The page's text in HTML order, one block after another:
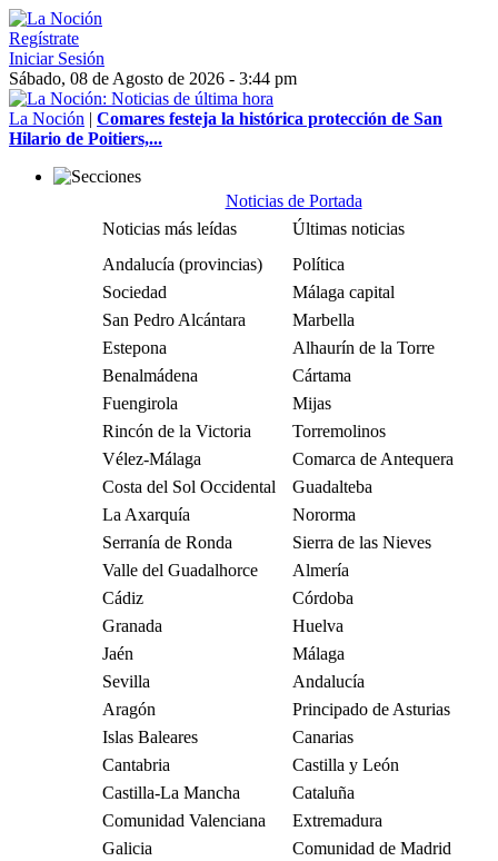
Regístrate
Iniciar Sesión
Sábado, 08 de Agosto de 2026 - 3:44 pm
La Noción | Comares festeja la histórica protección de San
Hilario de Poitiers,...
Noticias de Portada
Noticias más leídas
Últimas noticias
Andalucía (provincias)
Política
Sociedad
Málaga capital
San Pedro Alcántara
Marbella
Estepona
Alhaurín de la Torre
Benalmádena
Cártama
Fuengirola
Mijas
Rincón de la Victoria
Torremolinos
Vélez-Málaga
Comarca de Antequera
Costa del Sol Occidental
Guadalteba
La Axarquía
Nororma
Serranía de Ronda
Sierra de las Nieves
Valle del Guadalhorce
Almería
Cádiz
Córdoba
Granada
Huelva
Jaén
Málaga
Sevilla
Andalucía
Aragón
Principado de Asturias
Islas Baleares
Canarias
Cantabria
Castilla y León
Castilla-La Mancha
Cataluña
Comunidad Valenciana
Extremadura
Galicia
Comunidad de Madrid